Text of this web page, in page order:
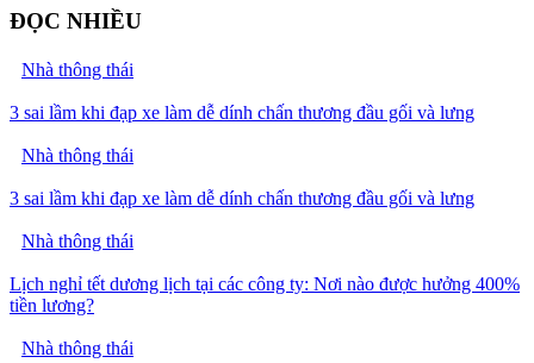
ĐỌC NHIỀU
Nhà thông thái
3 sai lầm khi đạp xe làm dễ dính chấn thương đầu gối và lưng
Nhà thông thái
3 sai lầm khi đạp xe làm dễ dính chấn thương đầu gối và lưng
Nhà thông thái
Lịch nghỉ tết dương lịch tại các công ty: Nơi nào được hưởng 400%
tiền lương?
Nhà thông thái